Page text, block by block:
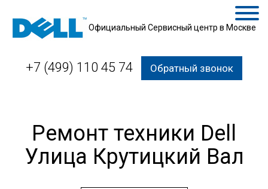
Официальный Сервисный центр в Москве
+7 (499) 110 45 74 Обратный звонок
Ремонт техники Dell
Улица Крутицкий Вал